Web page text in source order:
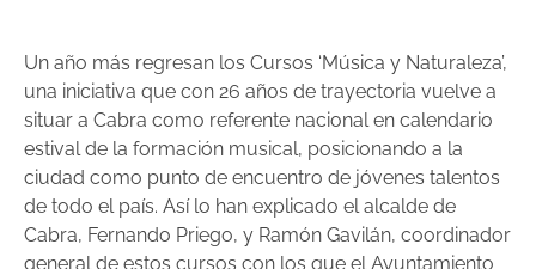
Un año más regresan los Cursos ‘Música y Naturaleza’,
una iniciativa que con 26 años de trayectoria vuelve a
situar a Cabra como referente nacional en calendario
estival de la formación musical, posicionando a la
ciudad como punto de encuentro de jóvenes talentos
de todo el país. Así lo han explicado el alcalde de
Cabra, Fernando Priego, y Ramón Gavilán, coordinador
general de estos cursos con los que el Ayuntamiento